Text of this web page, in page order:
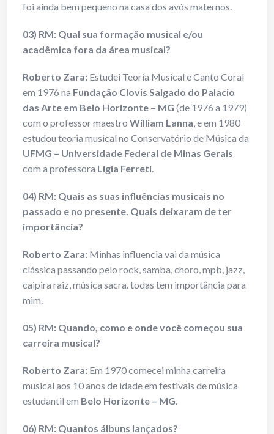
foi ainda bem pequeno na casa dos avós maternos.
03) RM: Qual sua formação musical e/ou
acadêmica fora da área musical?
Roberto Zara: Estudei Teoria Musical e Canto Coral
em 1976 na Fundação Clovis Salgado do Palacio
das Arte em Belo Horizonte – MG (de 1976 a 1979)
com o professor maestro William Lanna, e em 1980
estudou teoria musical no Conservatório de Música da
UFMG – Universidade Federal de Minas Gerais
com a professora Ligia Ferreti.
04) RM: Quais as suas influências musicais no
passado e no presente. Quais deixaram de ter
importância?
Roberto Zara: Minhas influencia vai da música
clássica passando pelo rock, samba, choro, mpb, jazz,
caipira raiz, música sacra. todas tem importância para
mim.
05) RM: Quando, como e onde você começou sua
carreira musical?
Roberto Zara: Em 1970 comecei minha carreira
musical aos 10 anos de idade em festivais de música
estudantil em Belo Horizonte – MG.
06) RM: Quantos álbuns lançados?